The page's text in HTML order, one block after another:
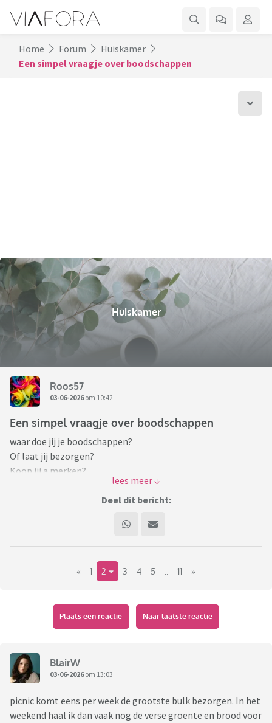
Home Forum
Huiskamer
Een simpel vraagje over boodschappen
Huiskamer
Roos57
03-06-2026om 10:42
Een simpel vraagje over boodschappen
waar doe jij je boodschappen?
Of laat jij bezorgen?
Koop jij a merken?
Deel dit bericht:
« 1 2 3 4 5 11 »
Plaats een reactie Naar laatste reactie
BlairW
03-06-2026om 13:03
picnic komt eens per week de grootste bulk bezorgen. In het
weekend haal ik dan vaak nog de verse groente en brood voor